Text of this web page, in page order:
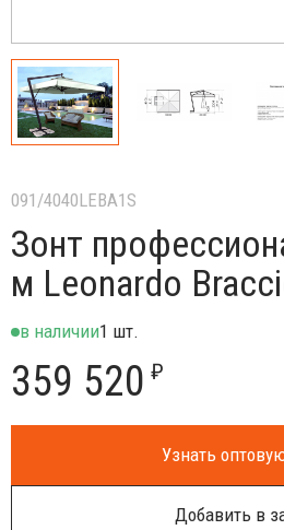
091/4040LEBA1S
Зонт
м Leonardo
в наличии1 шт.
359 520 ₽
Узнать
Добавить в